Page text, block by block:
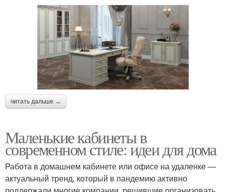
читать дальше →
Маленькие кабинеты в
современном стиле: идеи для дома
Работа в домашнем кабинете или офисе на удаленке —
актуальный тренд, который в пандемию активно